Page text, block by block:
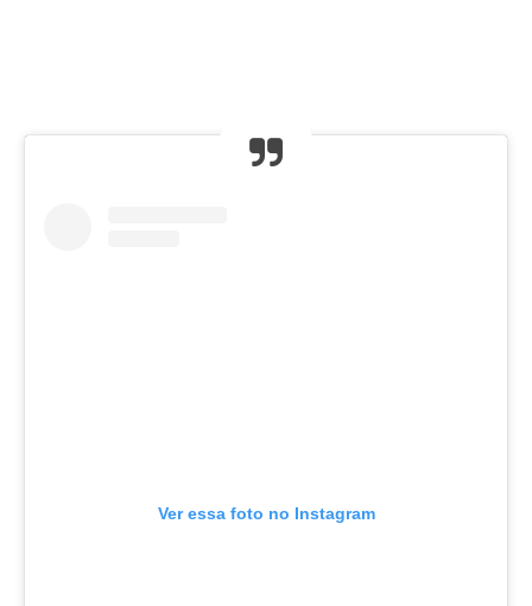
Ver essa foto no Instagram